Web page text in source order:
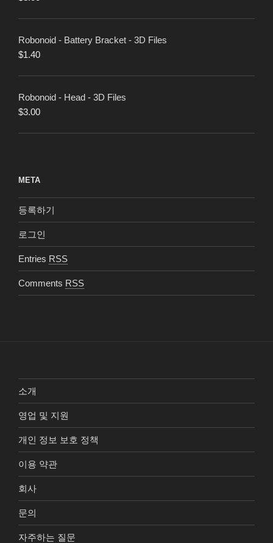
Robonoid - Battery Bracket - 3D Files
$1.40
Robonoid - Head - 3D Files
$3.00
META
등록하기
로그인
Entries RSS
Comments RSS
소개
영업 및 지원
개인 정보 보호 정책
이용 약관
회사
문의
자주하는 질문